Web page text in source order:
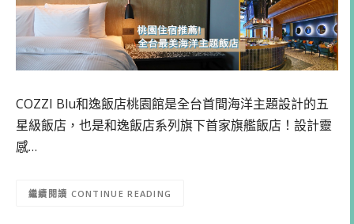
COZZI Blu和逸飯店桃園館是全台首間海洋主題設計的五
星級飯店，也是和逸飯店系列旗下首家旗艦飯店！設計靈
感…
CONTINUE READING